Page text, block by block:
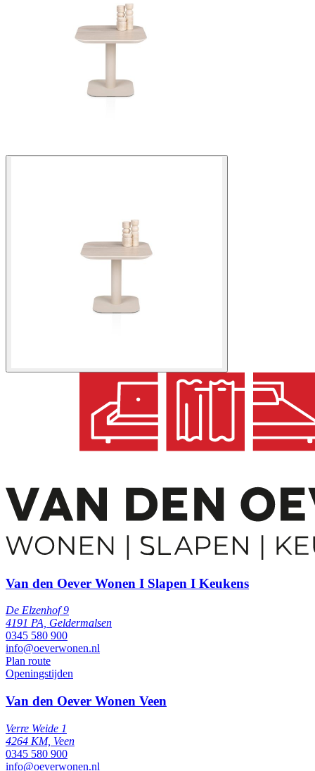
Van den Oever Wonen I Slapen I Keukens
De Elzenhof 9
4191 PA, Geldermalsen
0345 580 900
info@oeverwonen.nl
Plan route
Openingstijden
Van den Oever Wonen Veen
Verre Weide 1
4264 KM, Veen
0345 580 900
info@oeverwonen.nl